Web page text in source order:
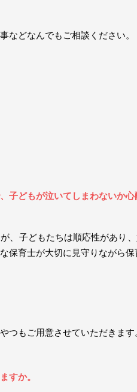
などなんでもご相談ください。
子どもが泣いてしまわないか心
、子どもたちは順応性があり
保育士が大切に見守りながら
つもご用意させていただきます
すか。